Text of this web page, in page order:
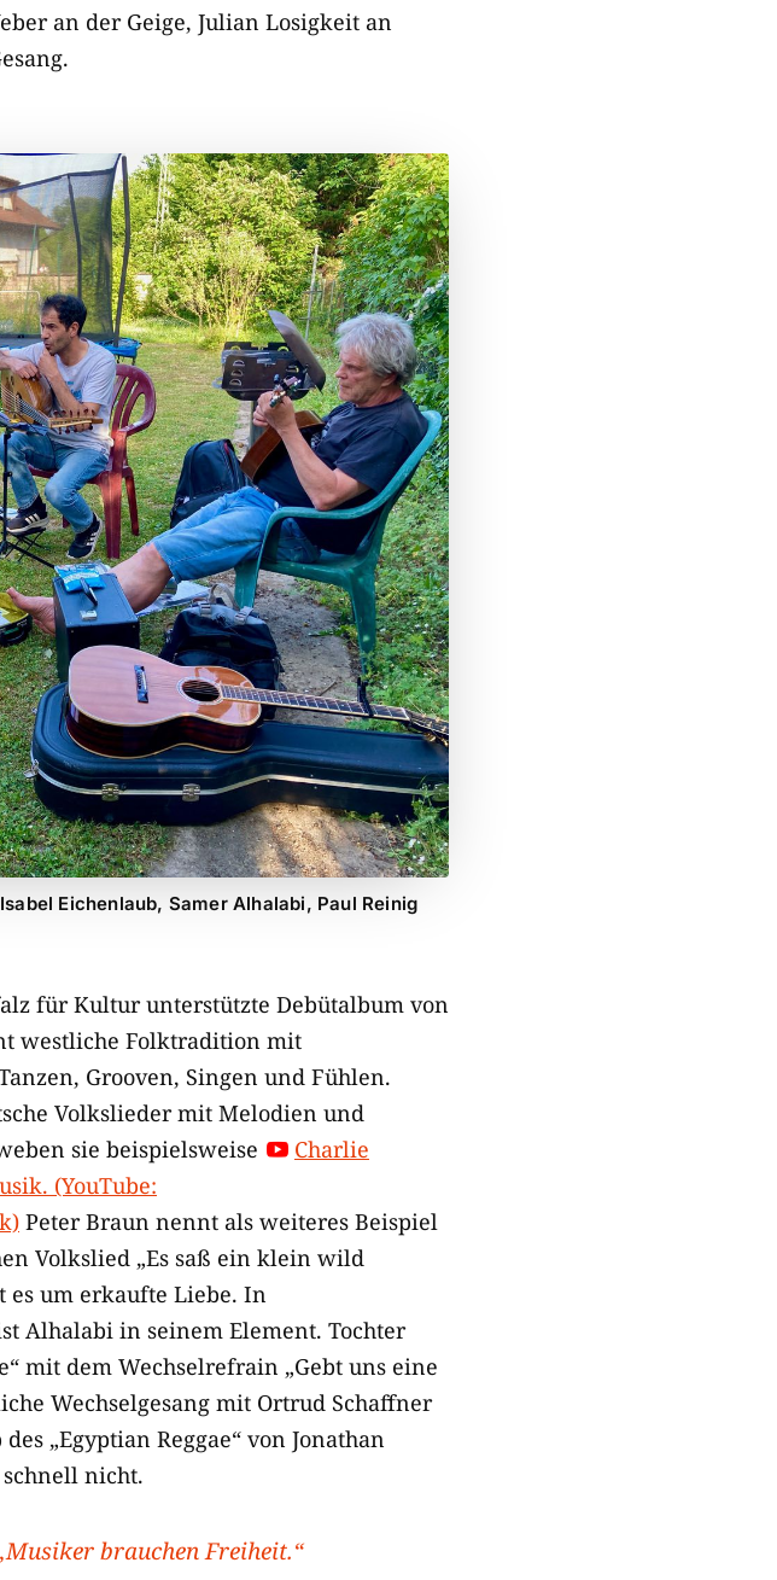
an der Geige, Julian Losigkeit an
Eichenlaub, Samer Alhalabi, Paul Reinig
für Kultur unterstützte Debütalbum von
westliche Folktradition mit
Grooven, Singen und Fühlen.
Volkslieder mit Melodien und
sie beispielsweise  Charlie
(YouTube:
Peter Braun nennt als weiteres Beispiel
Volkslied „Es saß ein klein wild
es um erkaufte Liebe. In
Alhalabi in seinem Element. Tochter
mit dem Wechselrefrain „Gebt uns eine
Wechselgesang mit Ortrud Schaffner
„Egyptian Reggae“ von Jonathan
nicht.
brauchen Freiheit.“